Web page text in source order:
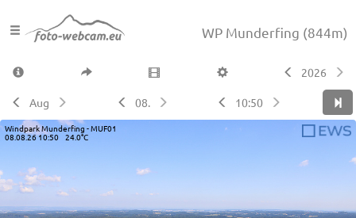
WP Munderfing (844m)
2026
Aug 08. 10:50
Windpark Munderfing - MUF01
08.08.26 10:50 24.0°C